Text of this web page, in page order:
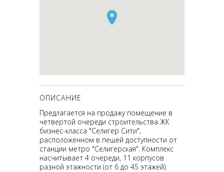
ОПИСАНИЕ
Предлагается на продажу помещение в
четвертой очереди строительства ЖК
бизнес-класса "Селигер Сити",
расположенном в пешей доступности от
станции метро "Селигерская". Комплекс
насчитывает 4 очереди, 11 корпусов
разной этажности (от 6 до 45 этажей).